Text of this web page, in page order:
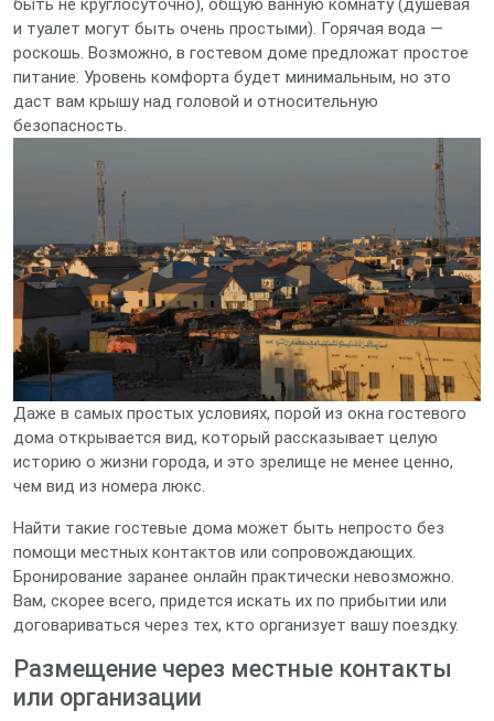
быть не круглосуточно), общую ванную комнату (душевая
и туалет могут быть очень простыми). Горячая вода —
роскошь. Возможно, в гостевом доме предложат простое
питание. Уровень комфорта будет минимальным, но это
даст вам крышу над головой и относительную
безопасность.
Даже в самых простых условиях, порой из окна гостевого
дома открывается вид, который рассказывает целую
историю о жизни города, и это зрелище не менее ценно,
чем вид из номера люкс.
Найти такие гостевые дома может быть непросто без
помощи местных контактов или сопровождающих.
Бронирование заранее онлайн практически невозможно.
Вам, скорее всего, придется искать их по прибытии или
договариваться через тех, кто организует вашу поездку.
Размещение через местные контакты
или организации